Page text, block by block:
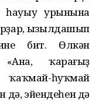
һауыу урынына
ызылдашып
бит. Өлкән
ҡарағыҙ
һуҡмай
дә, эйендеһен дә